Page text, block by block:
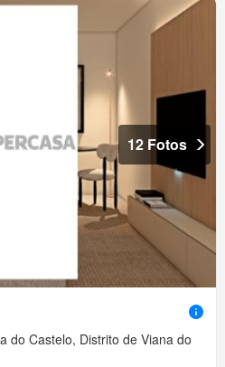
12 Fotos
do Castelo, Distrito de Viana do